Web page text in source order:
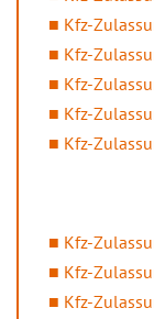
Kfz-
Kfz-
Kfz-
Kfz-
Kfz-
Kfz-
Kfz-
Kfz-